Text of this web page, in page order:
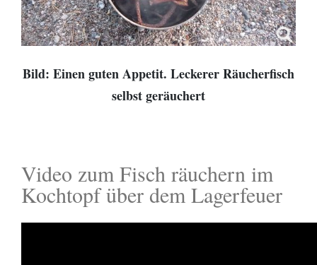
Bild: Einen guten Appetit. Leckerer Räucherfisch
selbst geräuchert
Video zum Fisch räuchern im
Kochtopf über dem Lagerfeuer